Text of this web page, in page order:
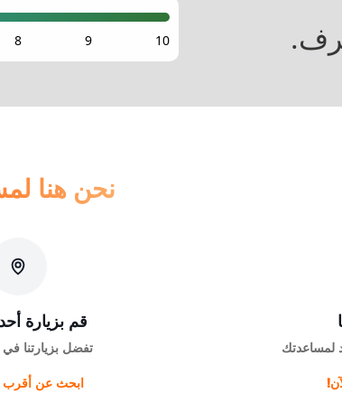
نحن هنا
لمساعدتك
قم بزيارة
تفضل بزيارتنا
ابحث عن أقرب